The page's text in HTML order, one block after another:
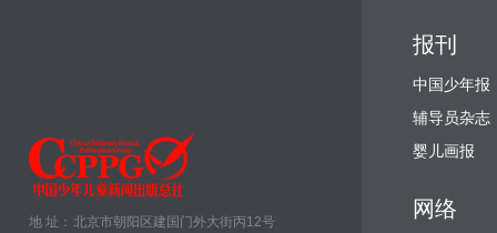
地 址： 北京市朝阳区建国门外大街丙12号
报刊
中国少年报
辅导员杂志
婴儿画报
网络